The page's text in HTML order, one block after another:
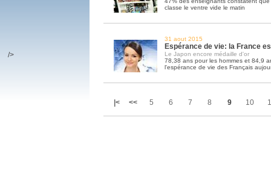
classe le ventre vide le matin
31 aout 2015
Espérance de vie: la France
Le Japon encore médaille d'or
78,38 ans pour les hommes et 84,9
l'espérance de vie des Français
|< << 5 6 7 8 9 10
/>